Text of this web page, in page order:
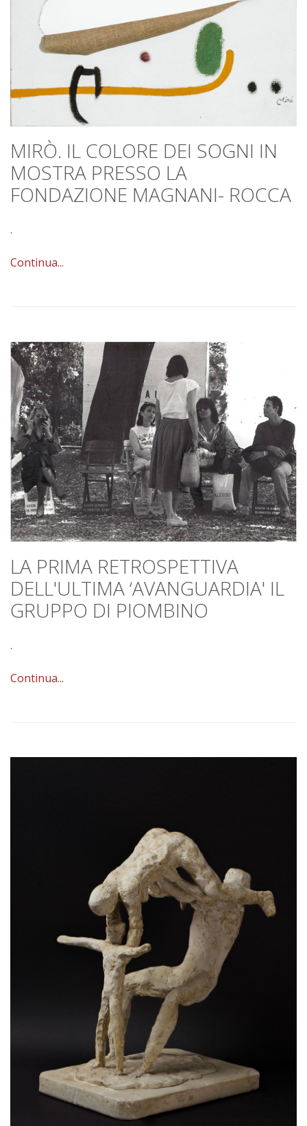
MIRÒ. IL COLORE DEI SOGNI IN
MOSTRA PRESSO LA
FONDAZIONE MAGNANI- ROCCA
.
Continua...
LA PRIMA RETROSPETTIVA
DELL'ULTIMA ‘AVANGUARDIA' IL
GRUPPO DI PIOMBINO
.
Continua...